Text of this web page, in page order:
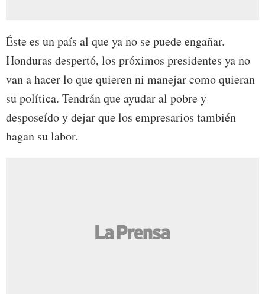
Éste es un país al que ya no se puede engañar.
Honduras despertó, los próximos presidentes ya no
van a hacer lo que quieren ni manejar como quieran
su política. Tendrán que ayudar al pobre y
desposeído y dejar que los empresarios también
hagan su labor.